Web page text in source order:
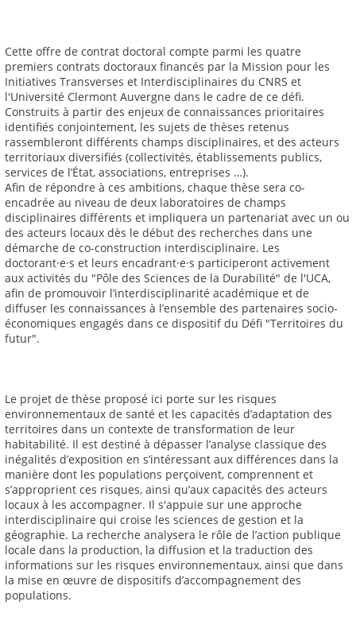
Cette offre de contrat doctoral compte parmi les quatre
premiers contrats doctoraux financés par la Mission pour les
Initiatives Transverses et Interdisciplinaires du CNRS et
l'Université Clermont Auvergne dans le cadre de ce défi.
Construits à partir des enjeux de connaissances prioritaires
identifiés conjointement, les sujets de thèses retenus
rassembleront différents champs disciplinaires, et des acteurs
territoriaux diversifiés (collectivités, établissements publics,
services de l’État, associations, entreprises …).
Afin de répondre à ces ambitions, chaque thèse sera co-
encadrée au niveau de deux laboratoires de champs
disciplinaires différents et impliquera un partenariat avec un ou
des acteurs locaux dès le début des recherches dans une
démarche de co-construction interdisciplinaire. Les
doctorant·e·s et leurs encadrant·e·s participeront activement
aux activités du "Pôle des Sciences de la Durabilité" de l'UCA,
afin de promouvoir l’interdisciplinarité académique et de
diffuser les connaissances à l’ensemble des partenaires socio-
économiques engagés dans ce dispositif du Défi "Territoires du
futur".
Le projet de thèse proposé ici porte sur les risques
environnementaux de santé et les capacités d’adaptation des
territoires dans un contexte de transformation de leur
habitabilité. Il est destiné à dépasser l’analyse classique des
inégalités d’exposition en s’intéressant aux différences dans la
manière dont les populations perçoivent, comprennent et
s’approprient ces risques, ainsi qu’aux capacités des acteurs
locaux à les accompagner. Il s'appuie sur une approche
interdisciplinaire qui croise les sciences de gestion et la
géographie. La recherche analysera le rôle de l’action publique
locale dans la production, la diffusion et la traduction des
informations sur les risques environnementaux, ainsi que dans
la mise en œuvre de dispositifs d’accompagnement des
populations.